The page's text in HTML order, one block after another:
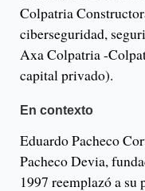
Colpatria
ciberseguridad,
Axa Colpatria -
capital privado).
En contexto
Eduardo Pacheco
Pacheco Devia,
1997 reemplazó a su